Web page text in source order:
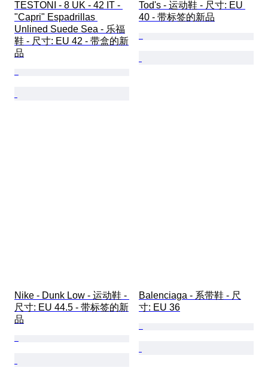
TESTONI - 8 UK - 42 IT -
"Capri" Espadrillas
Unlined Suede Sea - 乐福
鞋 - 尺寸: EU 42 - 带盒的新
品
Tod's - 运动鞋 - 尺寸: EU
40 - 带标签的新品
Nike - Dunk Low - 运动鞋 -
尺寸: EU 44.5 - 带标签的新
品
Balenciaga - 系带鞋 - 尺
寸: EU 36